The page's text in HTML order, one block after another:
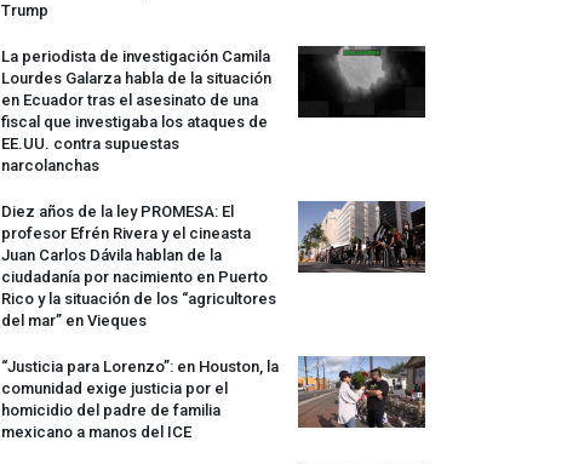
Trump
La periodista de investigación Camila
Lourdes Galarza habla de la situación
en Ecuador tras el asesinato de una
fiscal que investigaba los ataques de
EE.UU. contra supuestas
narcolanchas
Diez años de la ley PROMESA: El
profesor Efrén Rivera y el cineasta
Juan Carlos Dávila hablan de la
ciudadanía por nacimiento en Puerto
Rico y la situación de los “agricultores
del mar” en Vieques
“Justicia para Lorenzo”: en Houston, la
comunidad exige justicia por el
homicidio del padre de familia
mexicano a manos del ICE